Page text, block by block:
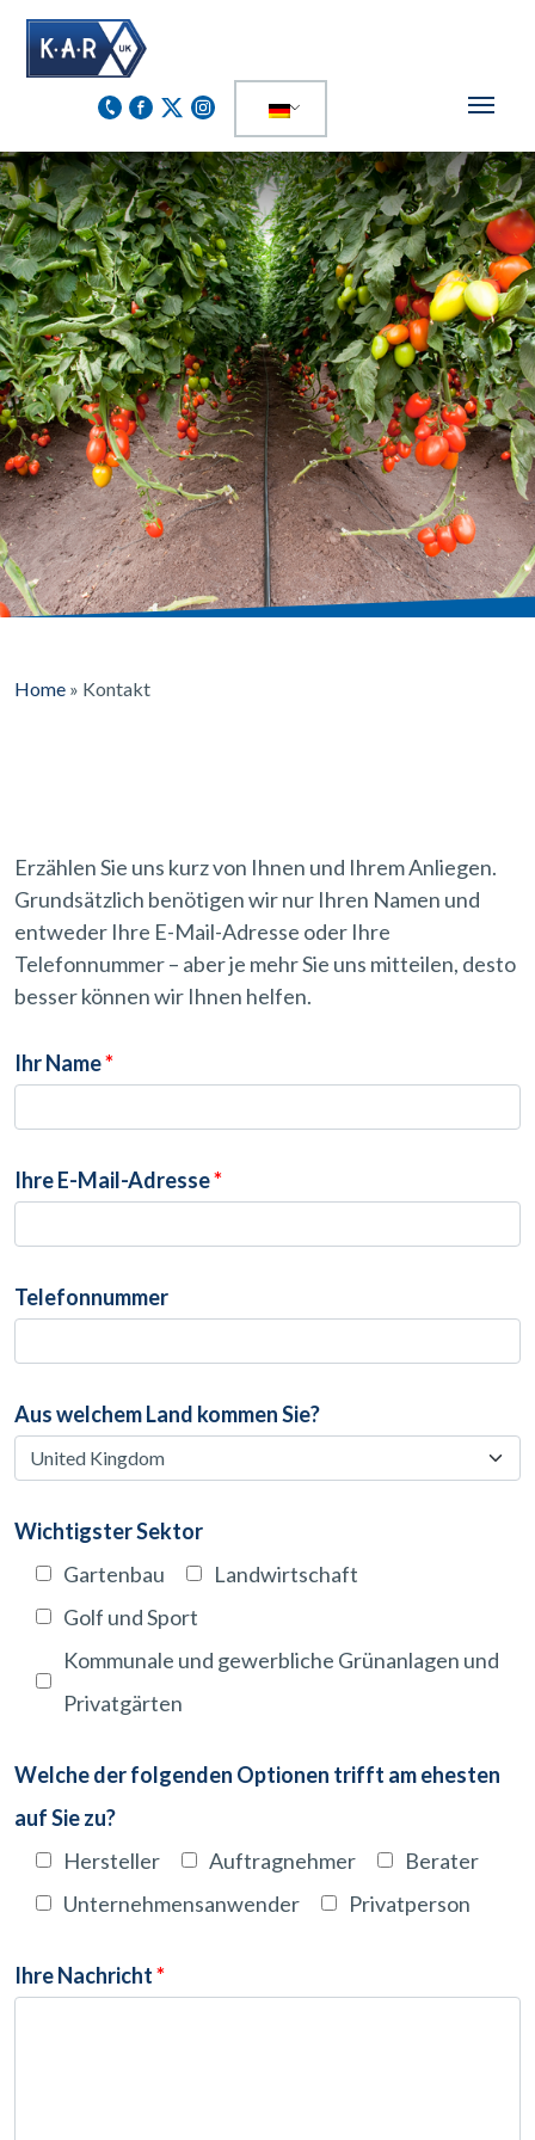
Home » Kontakt
Erzählen Sie uns kurz von Ihnen und Ihrem Anliegen.
Grundsätzlich benötigen wir nur Ihren Namen und
entweder Ihre E-Mail-Adresse oder Ihre
Telefonnummer – aber je mehr Sie uns mitteilen, desto
besser können wir Ihnen helfen.
Ihr Name*
Ihre E-Mail-Adresse*
Telefonnummer
Aus welchem Land kommen Sie?
Wichtigster Sektor
Gartenbau
Landwirtschaft
Golf und Sport
Kommunale und gewerbliche Grünanlagen und
Privatgärten
Welche der folgenden Optionen trifft am ehesten
auf Sie zu?
Hersteller
Auftragnehmer
Berater
Unternehmensanwender
Privatperson
Ihre Nachricht*